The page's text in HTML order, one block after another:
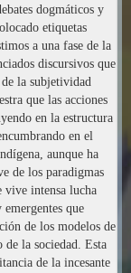
dogmáticos y
etiquetas
a una fase de la
discursivos que
la subjetividad
que las acciones
en la estructura
en el
aunque ha
de los paradigmas
vive intensa lucha
que
de los modelos de
la sociedad. Esta
de la incesante